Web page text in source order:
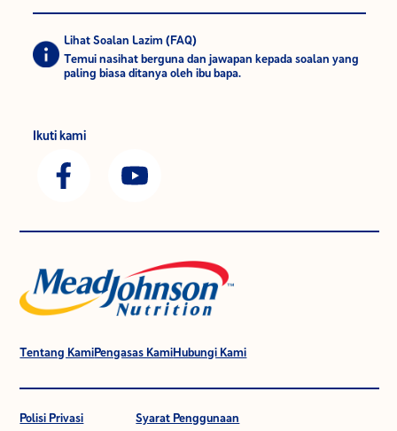
Lihat Soalan Lazim (FAQ)
Temui nasihat berguna dan jawapan kepada soalan yang
paling biasa ditanya oleh ibu bapa.
Ikuti kami
Tentang KamiPengasas KamiHubungi Kami
Polisi Privasi
Syarat Penggunaan